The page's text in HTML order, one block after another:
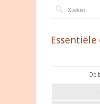
Essentiële
De